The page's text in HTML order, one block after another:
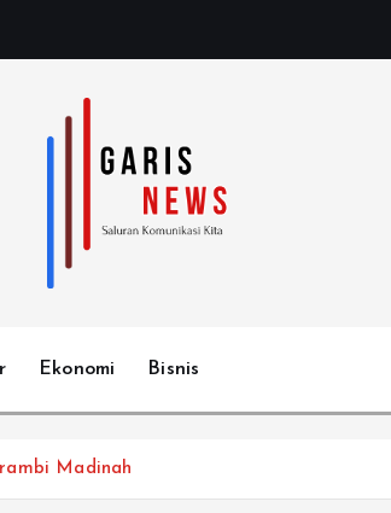
Ekonomi Bisnis
Madinah